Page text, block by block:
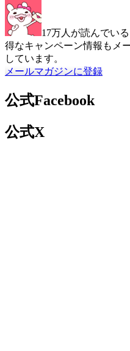
17万人が読んでい
得なキャンペーン情報もメ
しています。
メールマガジンに登録
公式Facebook
公式X